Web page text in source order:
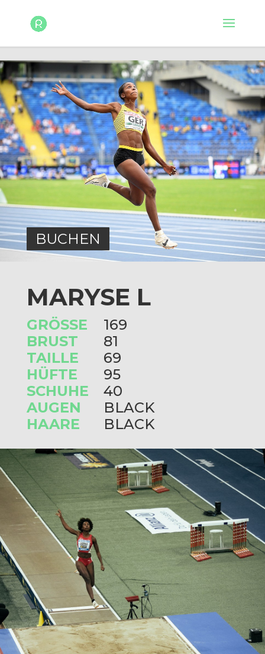
BUCHEN
MARYSE L
GRÖSSE
BRUST
TAILLE
HÜFTE
SCHUHE
AUGEN
HAARE
169
81
69
95
40
BLACK
BLACK